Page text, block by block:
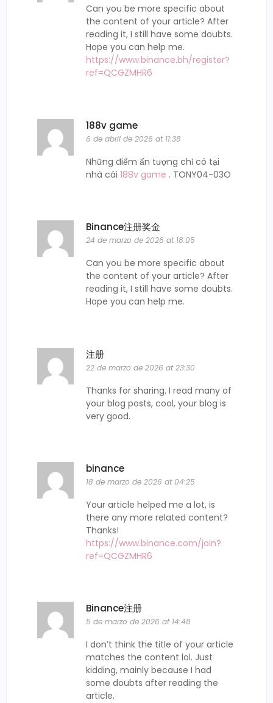
Can you be more specific about
the content of your article? After
reading it, I still have some doubts.
Hope you can help me.
https://www.binance.bh/register?
ref=QCGZMHR6
188v game
6 de abril de 2026 at 11:38
Những điểm ấn tượng chỉ có tại
nhà cái 188v game . TONY04-03O
Binance注册奖金
24 de marzo de 2026 at 18:05
Can you be more specific about
the content of your article? After
reading it, I still have some doubts.
Hope you can help me.
注册
22 de marzo de 2026 at 23:30
Thanks for sharing. I read many of
your blog posts, cool, your blog is
very good.
binance
18 de marzo de 2026 at 04:25
Your article helped me a lot, is
there any more related content?
Thanks!
https://www.binance.com/join?
ref=QCGZMHR6
Binance注册
5 de marzo de 2026 at 14:48
I don’t think the title of your article
matches the content lol. Just
kidding, mainly because I had
some doubts after reading the
article.